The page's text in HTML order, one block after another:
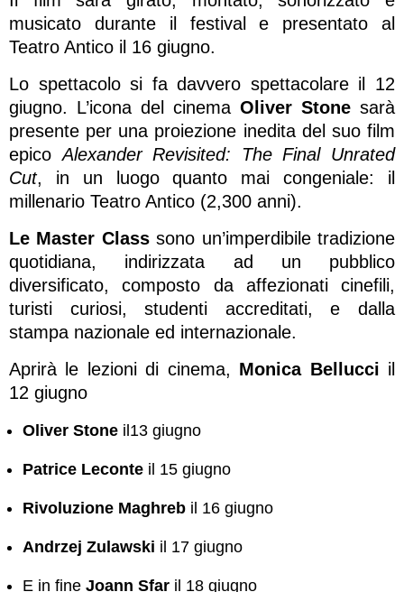
musicato durante il festival e presentato al
Teatro Antico il 16 giugno.
Lo spettacolo si fa davvero spettacolare il 12
giugno. L’icona del cinema Oliver Stone sarà
presente per una proiezione inedita del suo film
epicoAlexander Revisited: The Final Unrated
Cut, in un luogo quanto mai congeniale: il
millenario Teatro Antico (2,300 anni).
Le Master Classsono un’imperdibile tradizione
quotidiana, indirizzata ad un pubblico
diversificato, composto da affezionati cinefili,
turisti curiosi, studenti accreditati, e dalla
stampa nazionale ed internazionale.
Aprirà le lezioni di cinema, Monica Bellucci il
12 giugno
Oliver Stone il13 giugno
Patrice Leconte il 15 giugno
Rivoluzione Maghreb il 16 giugno
Andrzej Zulawski il 17 giugno
E in fine Joann Sfar il 18 giugno